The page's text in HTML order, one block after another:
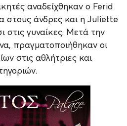
αναδείχθηκαν ο Ferid
στους άνδρες και η Juliette
στις γυναίκες. Μετά την
πραγματοποιήθηκαν οι
στις αθλήτριες και